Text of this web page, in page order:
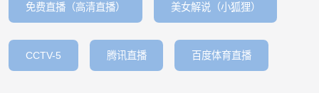
免费直播（高清直播） 美女解说（小狐狸）
CCTV-5 腾讯直播 百度体育直播